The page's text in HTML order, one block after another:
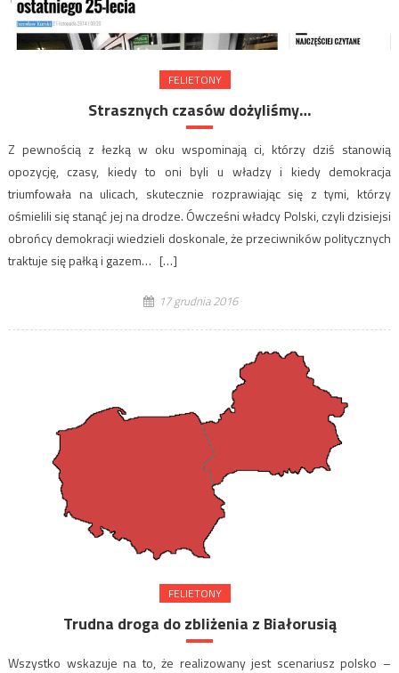
FELIETONY
Strasznych czasów dożyliśmy…
Z pewnością z łezką w oku wspominają ci, którzy dziś stanowią
opozycję, czasy, kiedy to oni byli u władzy i kiedy demokracja
triumfowała na ulicach, skutecznie rozprawiając się z tymi, którzy
ośmielili się stanąć jej na drodze. Ówcześni władcy Polski, czyli dzisiejsi
obrońcy demokracji wiedzieli doskonale, że przeciwników politycznych
traktuje się pałką i gazem… […]
17 grudnia 2016
FELIETONY
Trudna droga do zbliżenia z Białorusią
Wszystko wskazuje na to, że realizowany jest scenariusz polsko –